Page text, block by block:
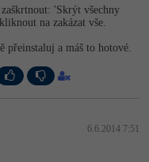
'Skrýt všechny
na zakázat vše.
přeinstaluj a máš to hotové.
6.6.2014 7:51